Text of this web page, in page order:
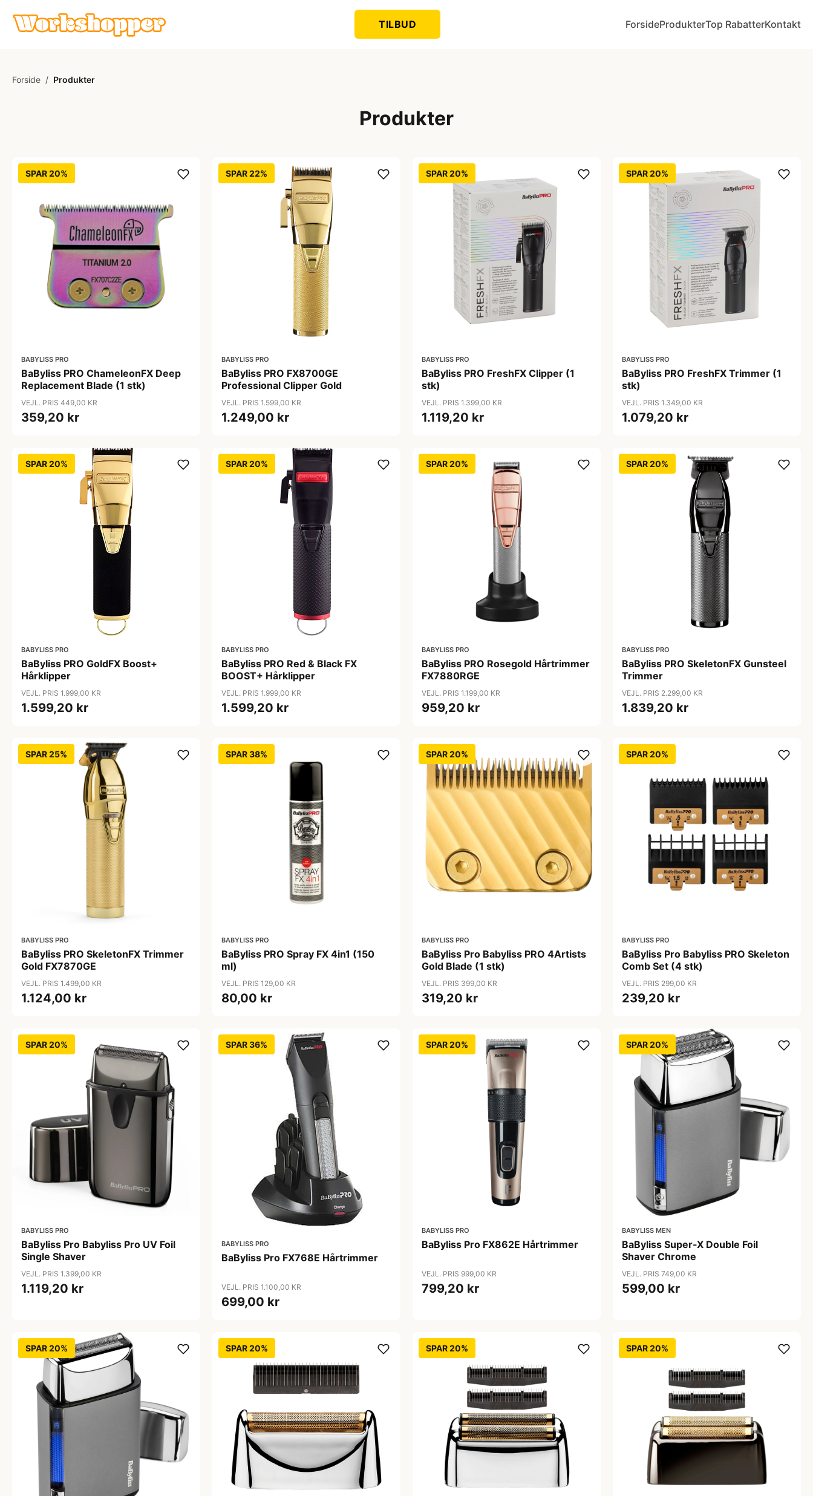
TILBUD ForsideProdukterTop RabatterKontakt
Forside / Produkter
Produkter
SPAR 20%
BABYLISS PRO
BaByliss PRO ChameleonFX Deep
Replacement Blade (1 stk)
VEJL. PRIS 449,00 KR
359,20 kr
SPAR 22%
BABYLISS PRO
BaByliss PRO FX8700GE
Professional Clipper Gold
VEJL. PRIS 1.599,00 KR
1.249,00 kr
SPAR 20%
BABYLISS PRO
BaByliss PRO FreshFX Clipper (1
stk)
VEJL. PRIS 1.399,00 KR
1.119,20 kr
SPAR 20%
BABYLISS PRO
BaByliss PRO FreshFX Trimmer (1
stk)
VEJL. PRIS 1.349,00 KR
1.079,20 kr
SPAR 20%
BABYLISS PRO
BaByliss PRO GoldFX Boost+
Hårklipper
VEJL. PRIS 1.999,00 KR
1.599,20 kr
SPAR 20%
BABYLISS PRO
BaByliss PRO Red & Black FX
BOOST+ Hårklipper
VEJL. PRIS 1.999,00 KR
1.599,20 kr
SPAR 20%
BABYLISS PRO
BaByliss PRO Rosegold Hårtrimmer
FX7880RGE
VEJL. PRIS 1.199,00 KR
959,20 kr
SPAR 20%
BABYLISS PRO
BaByliss PRO SkeletonFX Gunsteel
Trimmer
VEJL. PRIS 2.299,00 KR
1.839,20 kr
SPAR 25%
BABYLISS PRO
BaByliss PRO SkeletonFX Trimmer
Gold FX7870GE
VEJL. PRIS 1.499,00 KR
1.124,00 kr
SPAR 38%
BABYLISS PRO
BaByliss PRO Spray FX 4in1 (150
ml)
VEJL. PRIS 129,00 KR
80,00 kr
SPAR 20%
BABYLISS PRO
BaByliss Pro Babyliss PRO 4Artists
Gold Blade (1 stk)
VEJL. PRIS 399,00 KR
319,20 kr
SPAR 20%
BABYLISS PRO
BaByliss Pro Babyliss PRO Skeleton
Comb Set (4 stk)
VEJL. PRIS 299,00 KR
239,20 kr
SPAR 20%
BABYLISS PRO
BaByliss Pro Babyliss Pro UV Foil
Single Shaver
VEJL. PRIS 1.399,00 KR
1.119,20 kr
SPAR 36%
BABYLISS PRO
BaByliss Pro FX768E Hårtrimmer
VEJL. PRIS 1.100,00 KR
699,00 kr
SPAR 20%
BABYLISS PRO
BaByliss Pro FX862E Hårtrimmer
VEJL. PRIS 999,00 KR
799,20 kr
SPAR 20%
BABYLISS MEN
BaByliss Super-X Double Foil
Shaver Chrome
VEJL. PRIS 749,00 KR
599,00 kr
SPAR 20% SPAR 20% SPAR 20% SPAR 20%